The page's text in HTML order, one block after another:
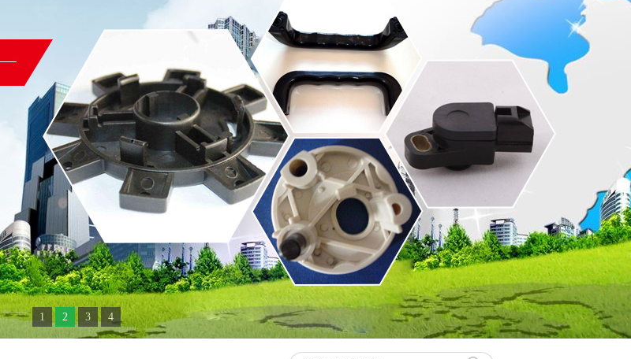
1 2 3 4